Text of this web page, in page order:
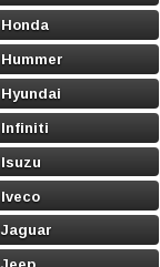
Honda
Hummer
Hyundai
Infiniti
Isuzu
Iveco
Jaguar